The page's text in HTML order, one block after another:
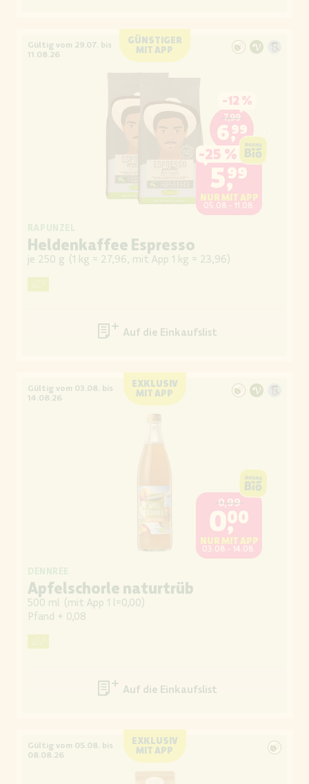
GÜNSTIGER
MIT APP
Gültig vom 29.07. bis
11.08.26
-12 %
7,99
6,99
-25 %
5,99
NUR MIT APP
05.08.- 11.08.
RAPUNZEL
Heldenkaffee Espresso
je 250 g (1 kg = 27,96, mit App 1 kg = 23,96)
Auf die Einkaufsliste
EXKLUSIV
MIT APP
Gültig vom 03.08. bis
14.08.26
0,99
0,00
NUR MIT APP
03.08.- 14.08.
DENNREE
Apfelschorle naturtrüb
500 ml (mit App 1 l=0,00)
Pfand + 0,08
Auf die Einkaufsliste
EXKLUSIV
MIT APP
Gültig vom 05.08. bis
08.08.26